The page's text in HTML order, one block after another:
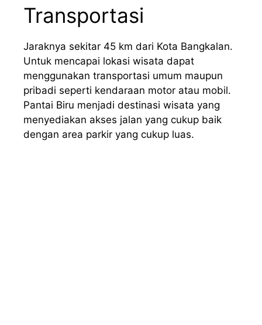
Transportasi
Jaraknya sekitar 45 km dari Kota Bangkalan.
Untuk mencapai lokasi wisata dapat
menggunakan transportasi umum maupun
pribadi seperti kendaraan motor atau mobil.
Pantai Biru menjadi destinasi wisata yang
menyediakan akses jalan yang cukup baik
dengan area parkir yang cukup luas.